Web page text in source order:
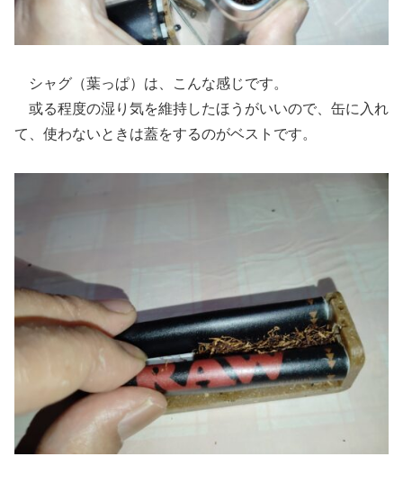
シャグ（葉っぱ）は、こんな感じです。
或る程度の湿り気を維持したほうがいいので、缶に入れ
て、使わないときは蓋をするのがベストです。